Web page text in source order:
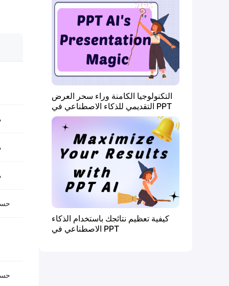
التكنولوجيا الكامنة وراء سحر العرض
التقديمي للذكاء الاصطناعي في PPT
كيفية تعظيم نتائجك باستخدام الذكاء
الاصطناعي في PPT